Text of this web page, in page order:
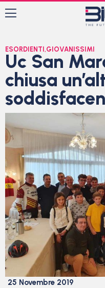
ESORDIENTI ,GIOVANISSIMI
Uc San
chiusa
25 Novembre 2019